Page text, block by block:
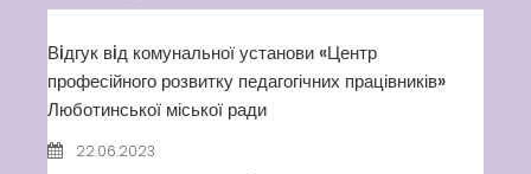
Вiдгук вiд комунальної установи «Центр
професійного розвитку педагогічних працівників»
Люботинської міської ради
22.06.2023